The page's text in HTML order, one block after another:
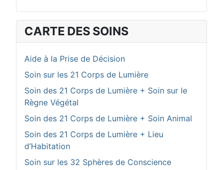
CARTE DES SOINS
Aide à la Prise de Décision
Soin sur les 21 Corps de Lumière
Soin des 21 Corps de Lumière + Soin sur le
Règne Végétal
Soin des 21 Corps de Lumière + Soin Animal
Soin des 21 Corps de Lumière + Lieu
d’Habitation
Soin sur les 32 Sphères de Conscience